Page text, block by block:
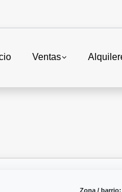
Ventas
Zona / barrio: